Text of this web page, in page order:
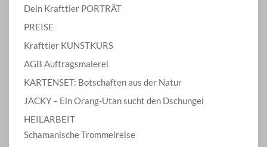
Dein Krafttier PORTRÄT
PREISE
Krafttier KUNSTKURS
AGB Auftragsmalerei
KARTENSET: Botschaften aus der Natur
JACKY – Ein Orang-Utan sucht den Dschungel
HEILARBEIT
Schamanische Trommelreise